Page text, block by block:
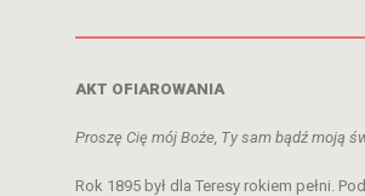
AKT OFIAROWANIA
Proszę Cię mój Boże, Ty sam bądź moją
Rok 1895 był dla Teresy rokiem pełni.